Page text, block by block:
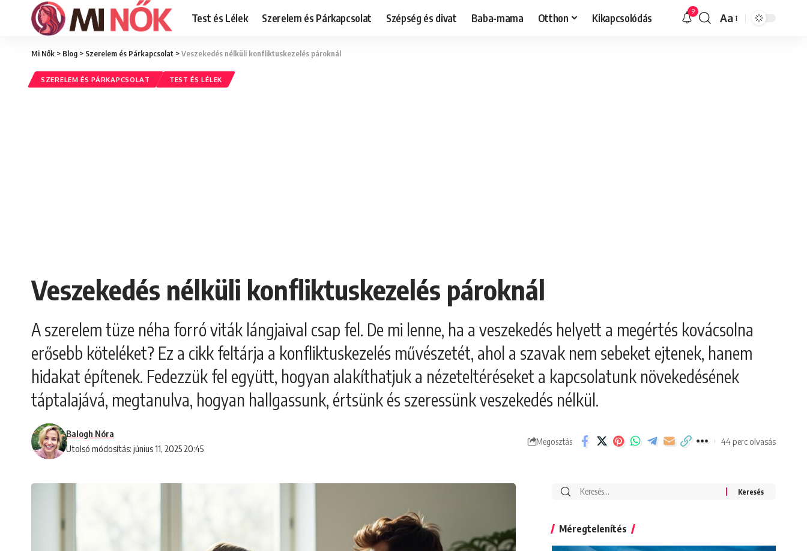
Test és Lélek Szerelem és Párkapcsolat Szépség és divat Baba-mama Otthon Kikapcsolódás 9
Font
Aa
Mi Nők > Blog > Szerelem és Párkapcsolat >Veszekedés nélküli konfliktuskezelés pároknál
SZERELEM ÉS PÁRKAPCSOLAT TEST ÉS LÉLEK
Veszekedés nélküli konfliktuskezelés pároknál
A szerelem tüze néha forró viták lángjaival csap fel. De mi lenne, ha a veszekedés helyett a megértés kovácsolna
erősebb köteléket? Ez a cikk feltárja a konfliktuskezelés művészetét, ahol a szavak nem sebeket ejtenek, hanem
hidakat építenek. Fedezzük fel együtt, hogyan alakíthatjuk a nézeteltéréseket a kapcsolatunk növekedésének
táptalajává, megtanulva, hogyan hallgassunk, értsünk és szeressünk veszekedés nélkül.
Utolsó módosítás: június 11, 2025 20:45
Balogh Nóra
Megosztás 44 perc olvasás
Search
Méregtelenítés